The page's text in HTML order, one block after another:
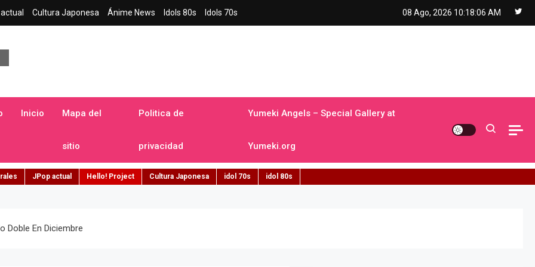
Cultura Japonesa Ánime News Idols 80s Idols 70s 08 Ago, 2026 10:18:07 AM
Inicio Mapa del
sitio
Politica de
privacidad
Yumeki Angels – Special Gallery at
Yumeki.org
JPop actual Hello! Project Cultura Japonesa idol 70s idol 80s
Doble En Diciembre